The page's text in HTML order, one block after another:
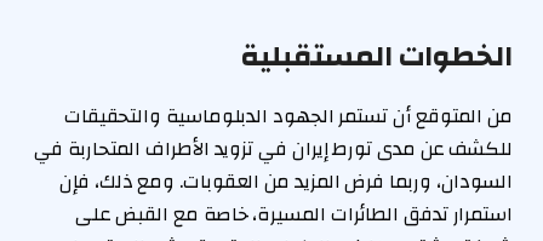
الخطوات المستقبلية
من المتوقع أن تستمر الجهود الدبلوماسية والتحقيقات
للكشف عن مدى تورط إيران في تزويد الأطراف المتحاربة في
السودان، وربما فرض المزيد من العقوبات. ومع ذلك، فإن
استمرار تدفق الطائرات المسيرة، خاصة مع القبض على